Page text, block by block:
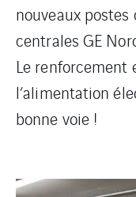
nouveaux
centrales GE
Le renforcement
l’alimentation
bonne voie !